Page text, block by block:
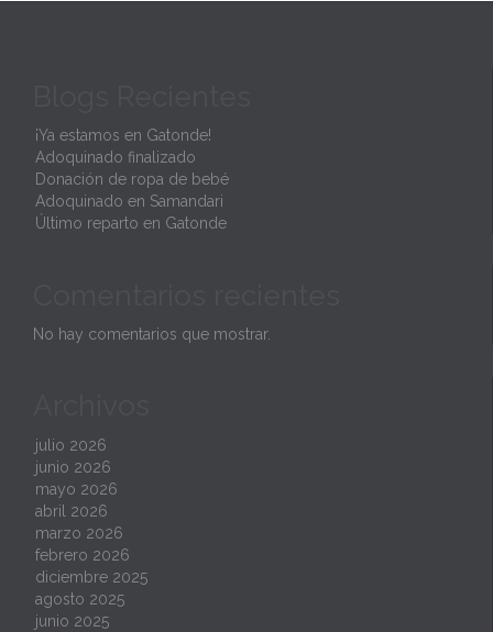
¡Ya estamos en Gatonde!
Adoquinado finalizado
Donación de ropa de bebé
Adoquinado en Samandari
Último reparto en Gatonde
No hay comentarios que mostrar.
julio 2026
junio 2026
mayo 2026
abril 2026
marzo 2026
febrero 2026
diciembre 2025
agosto 2025
junio 2025